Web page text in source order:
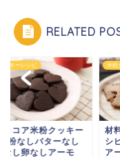
RELATED
クッキー
ターなし
アーモ
米粉クッキーレシピ
材料３つ米粉
シピ【液体油
アーモンドプ